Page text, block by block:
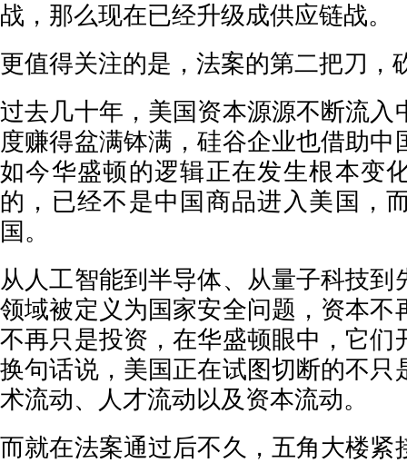
战，那么现在已经升级成供应链战。
更值得关注的是，法案的第二把刀，
过去几十年，美国资本源源不断流入
度赚得盆满钵满，硅谷企业也借助中
如今华盛顿的逻辑正在发生根本变
的，已经不是中国商品进入美国，
国。
从人工智能到半导体、从量子科技到
领域被定义为国家安全问题，资本不
不再只是投资，在华盛顿眼中，它们
换句话说，美国正在试图切断的不只
术流动、人才流动以及资本流动。
而就在法案通过后不久，五角大楼紧